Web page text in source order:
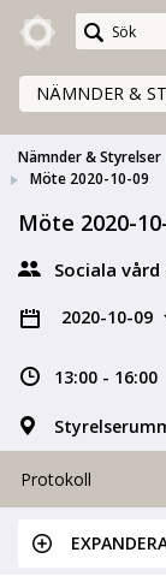
Meetings+
NÄMNDER &
Nämnder & Styrelser
Möte 2020-10-09
Möte 2020-
Sociala
2020-10-09
13:00 - 16:00
Protokoll